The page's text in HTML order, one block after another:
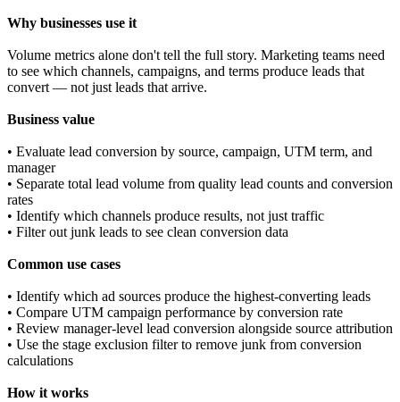
Why businesses use it
Volume metrics alone don't tell the full story. Marketing teams need
to see which channels, campaigns, and terms produce leads that
convert — not just leads that arrive.
Business value
• Evaluate lead conversion by source, campaign, UTM term, and
manager
• Separate total lead volume from quality lead counts and conversion
rates
• Identify which channels produce results, not just traffic
• Filter out junk leads to see clean conversion data
Common use cases
• Identify which ad sources produce the highest-converting leads
• Compare UTM campaign performance by conversion rate
• Review manager-level lead conversion alongside source attribution
• Use the stage exclusion filter to remove junk from conversion
calculations
How it works